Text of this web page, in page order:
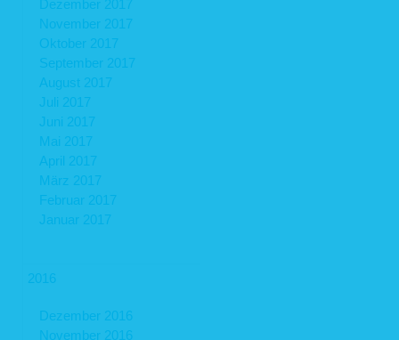
Dezember 2017
November 2017
Oktober 2017
September 2017
August 2017
Juli 2017
Juni 2017
Mai 2017
April 2017
März 2017
Februar 2017
Januar 2017
2016
Dezember 2016
November 2016